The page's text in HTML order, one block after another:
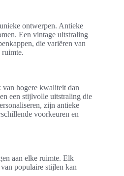
ontwerpen. Antieke
Een vintage uitstraling
die variëren van
ruimte.
hogere kwaliteit dan
een stijlvolle uitstraling die
zijn antieke
voorkeuren en
aan elke ruimte. Elk
populaire stijlen kan